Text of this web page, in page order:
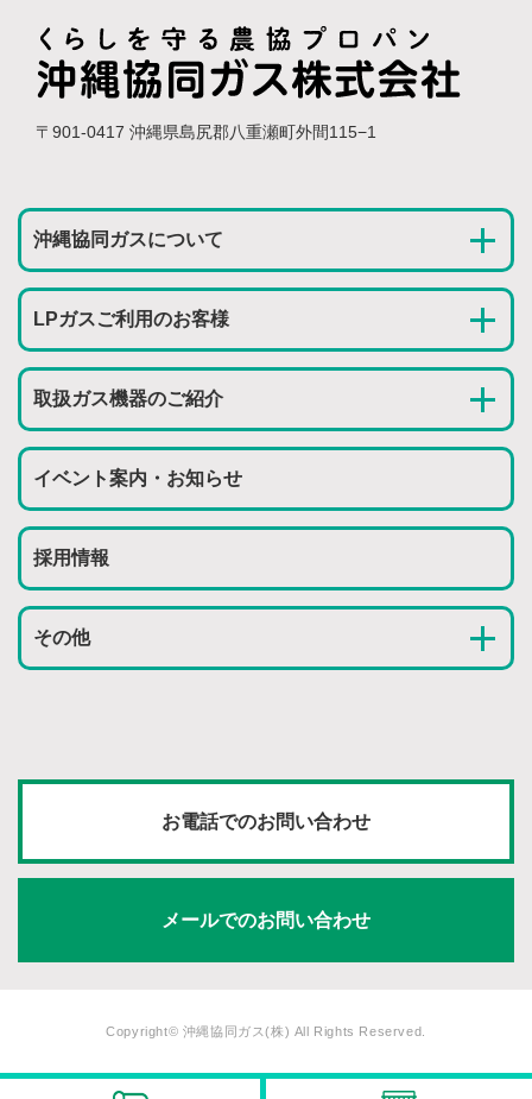
〒901-0417 沖縄県島尻郡八重瀬町外間115−1
沖縄協同ガスについて
LPガスご利用のお客様
取扱ガス機器のご紹介
イベント案内・お知らせ
採用情報
その他
お電話でのお問い合わせ
メールでのお問い合わせ
Copyright© 沖縄協同ガス(株) All Rights Reserved.